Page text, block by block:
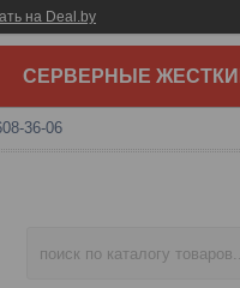
на Deal.by
СЕРВЕРНЫЕ
36-06